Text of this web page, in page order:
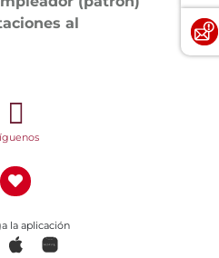
al
la aplicación